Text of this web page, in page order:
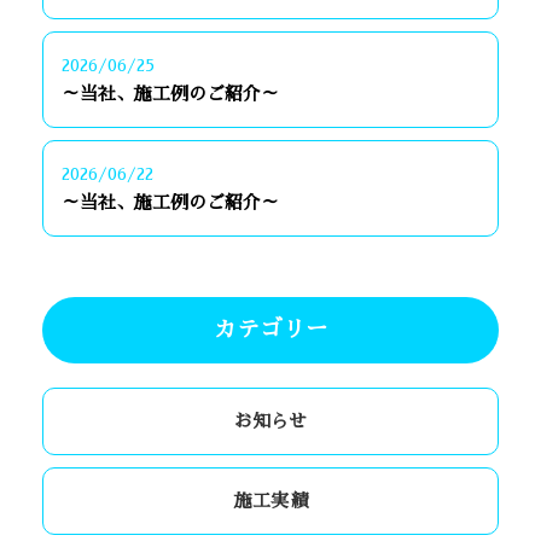
2026/06/25
～当社、施工例のご紹介～
2026/06/22
～当社、施工例のご紹介～
カテゴリー
お知らせ
施工実績